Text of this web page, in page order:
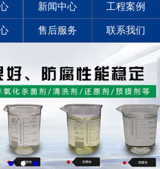
新闻中心 工程案例
售后服务 联系我们